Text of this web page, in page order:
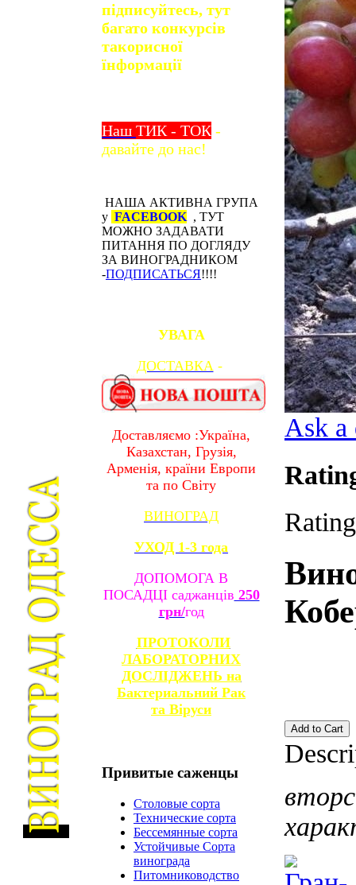
підписуйтесь, тут
багато конкурсів
такорисної
їнформації
Наш ТИК - ТОК -
давайте до нас!
НАША АКТИВНА ГРУПА
у FACEBOOK, ТУТ
МОЖНО ЗАДАВАТИ
ПИТАННЯ ПО ДОГЛЯДУ
ЗА ВИНОГРАДНИКОМ
-ПОДПИСАТЬСЯ!!!!
УВАГА
ДОСТАВКА-
Доставляємо :Україна,
Казахстан, Грузія,
Арменія, країни Европи
та по Світу
ВИНОГРАД
УХОД 1-3 года
ДОПОМОГА В
ПОСАДЦІ саджанців 250
грн/год
ПРОТОКОЛИ
ЛАБОРАТОРНИХ
ДОСЛІДЖЕНЬ на
Бактериальний Рак
та Віруси
Привитые саженцы
Столовые сорта
Технические сорта
Бессемянные сорта
Устойчивые Сорта
винограда
Питомниководство
Ask a